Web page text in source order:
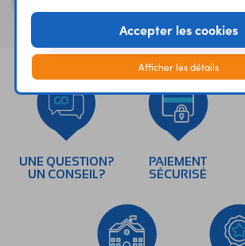
UNE QUESTION?
UN CONSEIL?
PAIEMENT
SÉCURISÉ
Accepter les cookies
Afficher les détails